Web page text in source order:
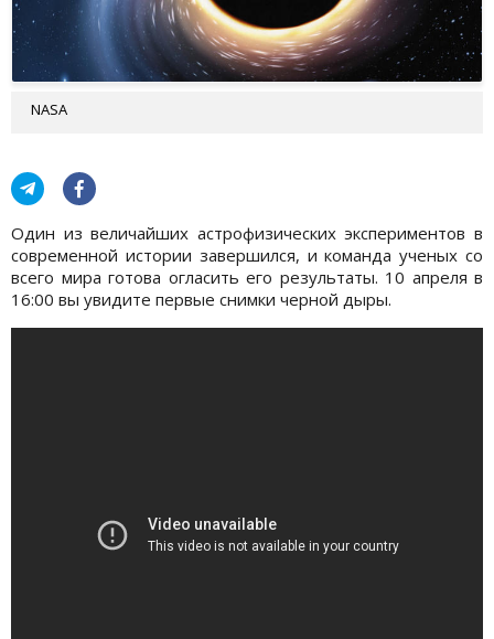
NASA
Один из величайших астрофизических экспериментов в
современной истории завершился, и команда ученых со
всего мира готова огласить его результаты. 10 апреля в
16:00 вы увидите первые снимки черной дыры.